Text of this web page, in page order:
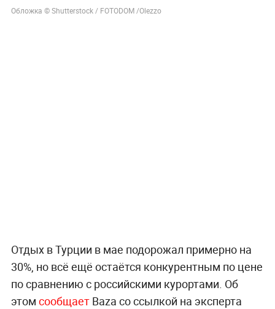
Обложка © Shutterstock / FOTODOM /Olezzo
Отдых в Турции в мае подорожал примерно на
30%, но всё ещё остаётся конкурентным по цене
по сравнению с российскими курортами. Об
этом сообщаетBaza со ссылкой на эксперта